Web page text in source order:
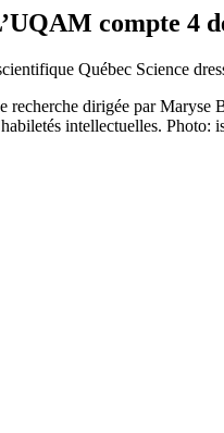
compte 4
Québec Science
dirigée par Maryse
intellectuelles. Photo: